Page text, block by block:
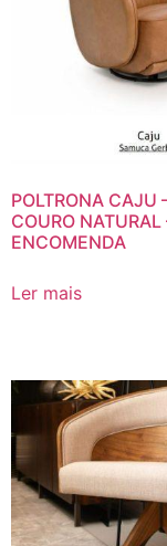
POLTRONA CAJU
COURO NATURAL
ENCOMENDA
Ler mais